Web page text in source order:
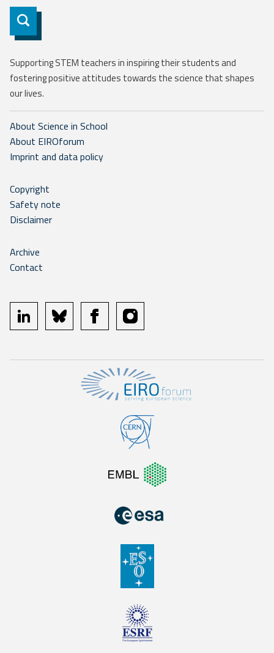
Subscribe
Supporting STEM teachers in inspiring their students and
fostering positive attitudes towards the science that shapes
our lives.
About Science in School
About EIROforum
Imprint and data policy
Copyright
Safety note
Disclaimer
Archive
Contact
linkedin bluesky facebookinstagram